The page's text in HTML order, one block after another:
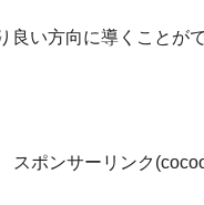
良い方向に導くことがで
スポンサーリンク